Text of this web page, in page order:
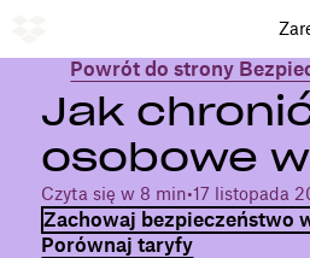
Powrót do strony
Jak
osobowe
Czyta się w 8 min•17 listopada
Zachowaj bezpieczeństwo
Porównaj taryfy